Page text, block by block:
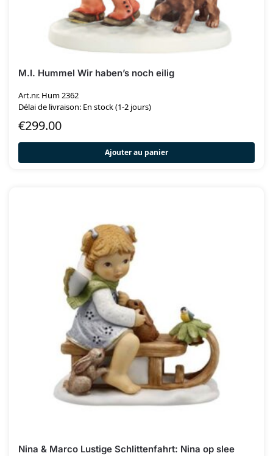
M.I. Hummel Wir haben’s noch eilig
Art.nr. Hum 2362
Délai de livraison: En stock (1-2 jours)
€299.00
Ajouter au panier
Nina & Marco Lustige Schlittenfahrt: Nina op slee